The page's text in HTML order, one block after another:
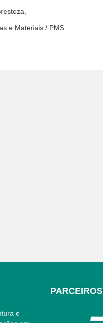
e Materiais / PMS.
e
PARCEIROS